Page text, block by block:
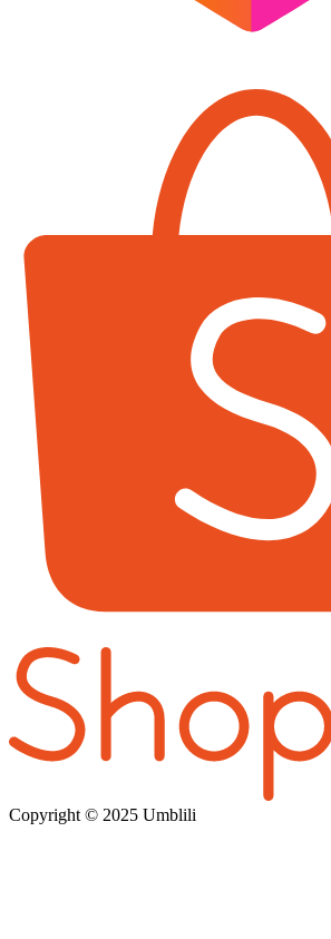
Copyright © 2025 Umblili